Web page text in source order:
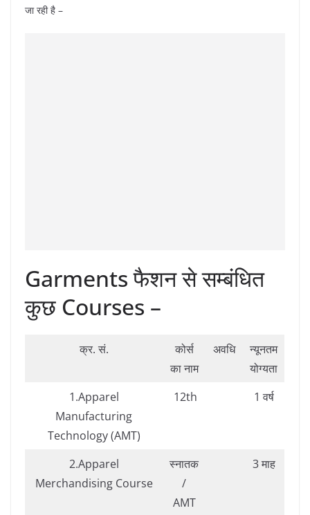
जा रही है –
Garments फैशन से सम्बंधित
कुछ Courses –
क्र. सं.
कोर्स
का नाम
अवधि
न्यूनतम
योग्यता
1.Apparel
Manufacturing
Technology (AMT)
12th 1 वर्ष
2.Apparel
Merchandising Course
स्नातक
/
AMT
3 माह